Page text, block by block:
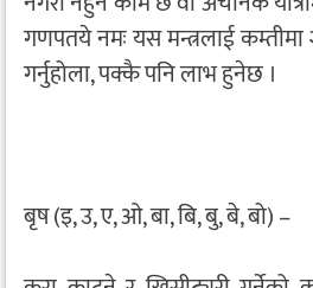
गणपतये नमः यस मन्त्रलाई कम्तीमा
गर्नुहोला, पक्कै पनि लाभ हुनेछ ।
बृष (इ, उ, ए, ओ, बा, बि, बु, बे, बो) –